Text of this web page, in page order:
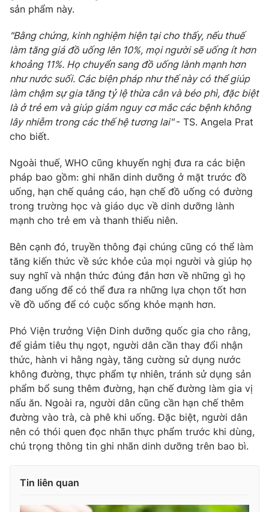
sản phẩm này.
"Bằng chứng, kinh nghiệm hiện tại cho thấy, nếu thuế
làm tăng giá đồ uống lên 10%, mọi người sẽ uống ít hơn
khoảng 11%. Họ chuyển sang đồ uống lành mạnh hơn
như nước suối. Các biện pháp như thế này có thể giúp
làm chậm sự gia tăng tỷ lệ thừa cân và béo phì, đặc biệt
là ở trẻ em và giúp giảm nguy cơ mắc các bệnh không
lây nhiễm trong các thế hệ tương lai"- TS. Angela Prat
cho biết.
Ngoài thuế, WHO cũng khuyến nghị đưa ra các biện
pháp bao gồm: ghi nhãn dinh dưỡng ở mặt trước đồ
uống, hạn chế quảng cáo, hạn chế đồ uống có đường
trong trường học và giáo dục về dinh dưỡng lành
mạnh cho trẻ em và thanh thiếu niên.
Bên cạnh đó, truyền thông đại chúng cũng có thể làm
tăng kiến thức về sức khỏe của mọi người và giúp họ
suy nghĩ và nhận thức đúng đắn hơn về những gì họ
đang uống để có thể đưa ra những lựa chọn tốt hơn
về đồ uống để có cuộc sống khỏe mạnh hơn.
Phó Viện trưởng Viện Dinh dưỡng quốc gia cho rằng,
để giảm tiêu thụ ngọt, người dân cần thay đổi nhận
thức, hành vi hằng ngày, tăng cường sử dụng nước
không đường, thực phẩm tự nhiên, tránh sử dụng sản
phẩm bổ sung thêm đường, hạn chế đường làm gia vị
nấu ăn. Ngoài ra, người dân cũng cần hạn chế thêm
đường vào trà, cà phê khi uống. Đặc biệt, người dân
nên có thói quen đọc nhãn thực phẩm trước khi dùng,
chú trọng thông tin ghi nhãn dinh dưỡng trên bao bì.
Tin liên quan